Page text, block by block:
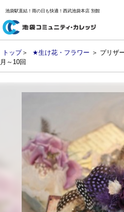
池袋駅直結！雨の日も快適！西武池袋本店 別館
トップ＞ ★生け花・フラワー ＞ プリザ
月～10回